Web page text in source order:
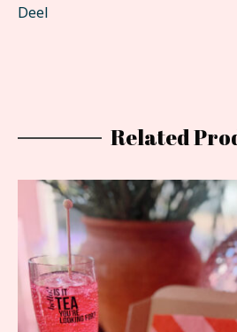
Deel
Related